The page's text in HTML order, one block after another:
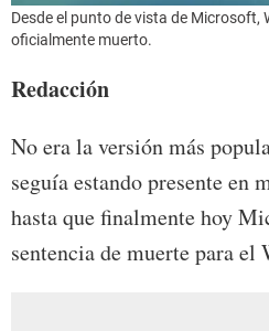
Desde el punto de vista de Microsoft,
oficialmente muerto.
Redacción
No era la versión más
seguía estando presente en
hasta que finalmente hoy
sentencia de muerte para el